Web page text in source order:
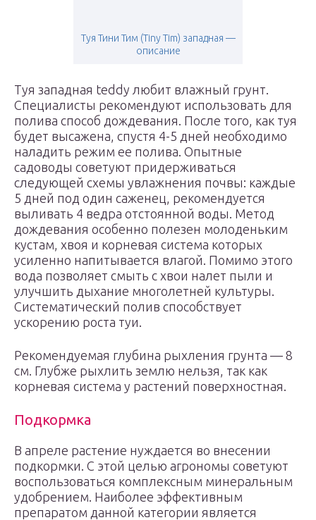
Туя Тини Тим (Tiny Tim) западная —
описание
Туя западная teddy любит влажный грунт.
Специалисты рекомендуют использовать для
полива способ дождевания. После того, как туя
будет высажена, спустя 4-5 дней необходимо
наладить режим ее полива. Опытные
садоводы советуют придерживаться
следующей схемы увлажнения почвы: каждые
5 дней под один саженец, рекомендуется
выливать 4 ведра отстоянной воды. Метод
дождевания особенно полезен молоденьким
кустам, хвоя и корневая система которых
усиленно напитывается влагой. Помимо этого
вода позволяет смыть с хвои налет пыли и
улучшить дыхание многолетней культуры.
Систематический полив способствует
ускорению роста туи.
Рекомендуемая глубина рыхления грунта — 8
см. Глубже рыхлить землю нельзя, так как
корневая система у растений поверхностная.
Подкормка
В апреле растение нуждается во внесении
подкормки. С этой целью агрономы советуют
воспользоваться комплексным минеральным
удобрением. Наиболее эффективным
препаратом данной категории является